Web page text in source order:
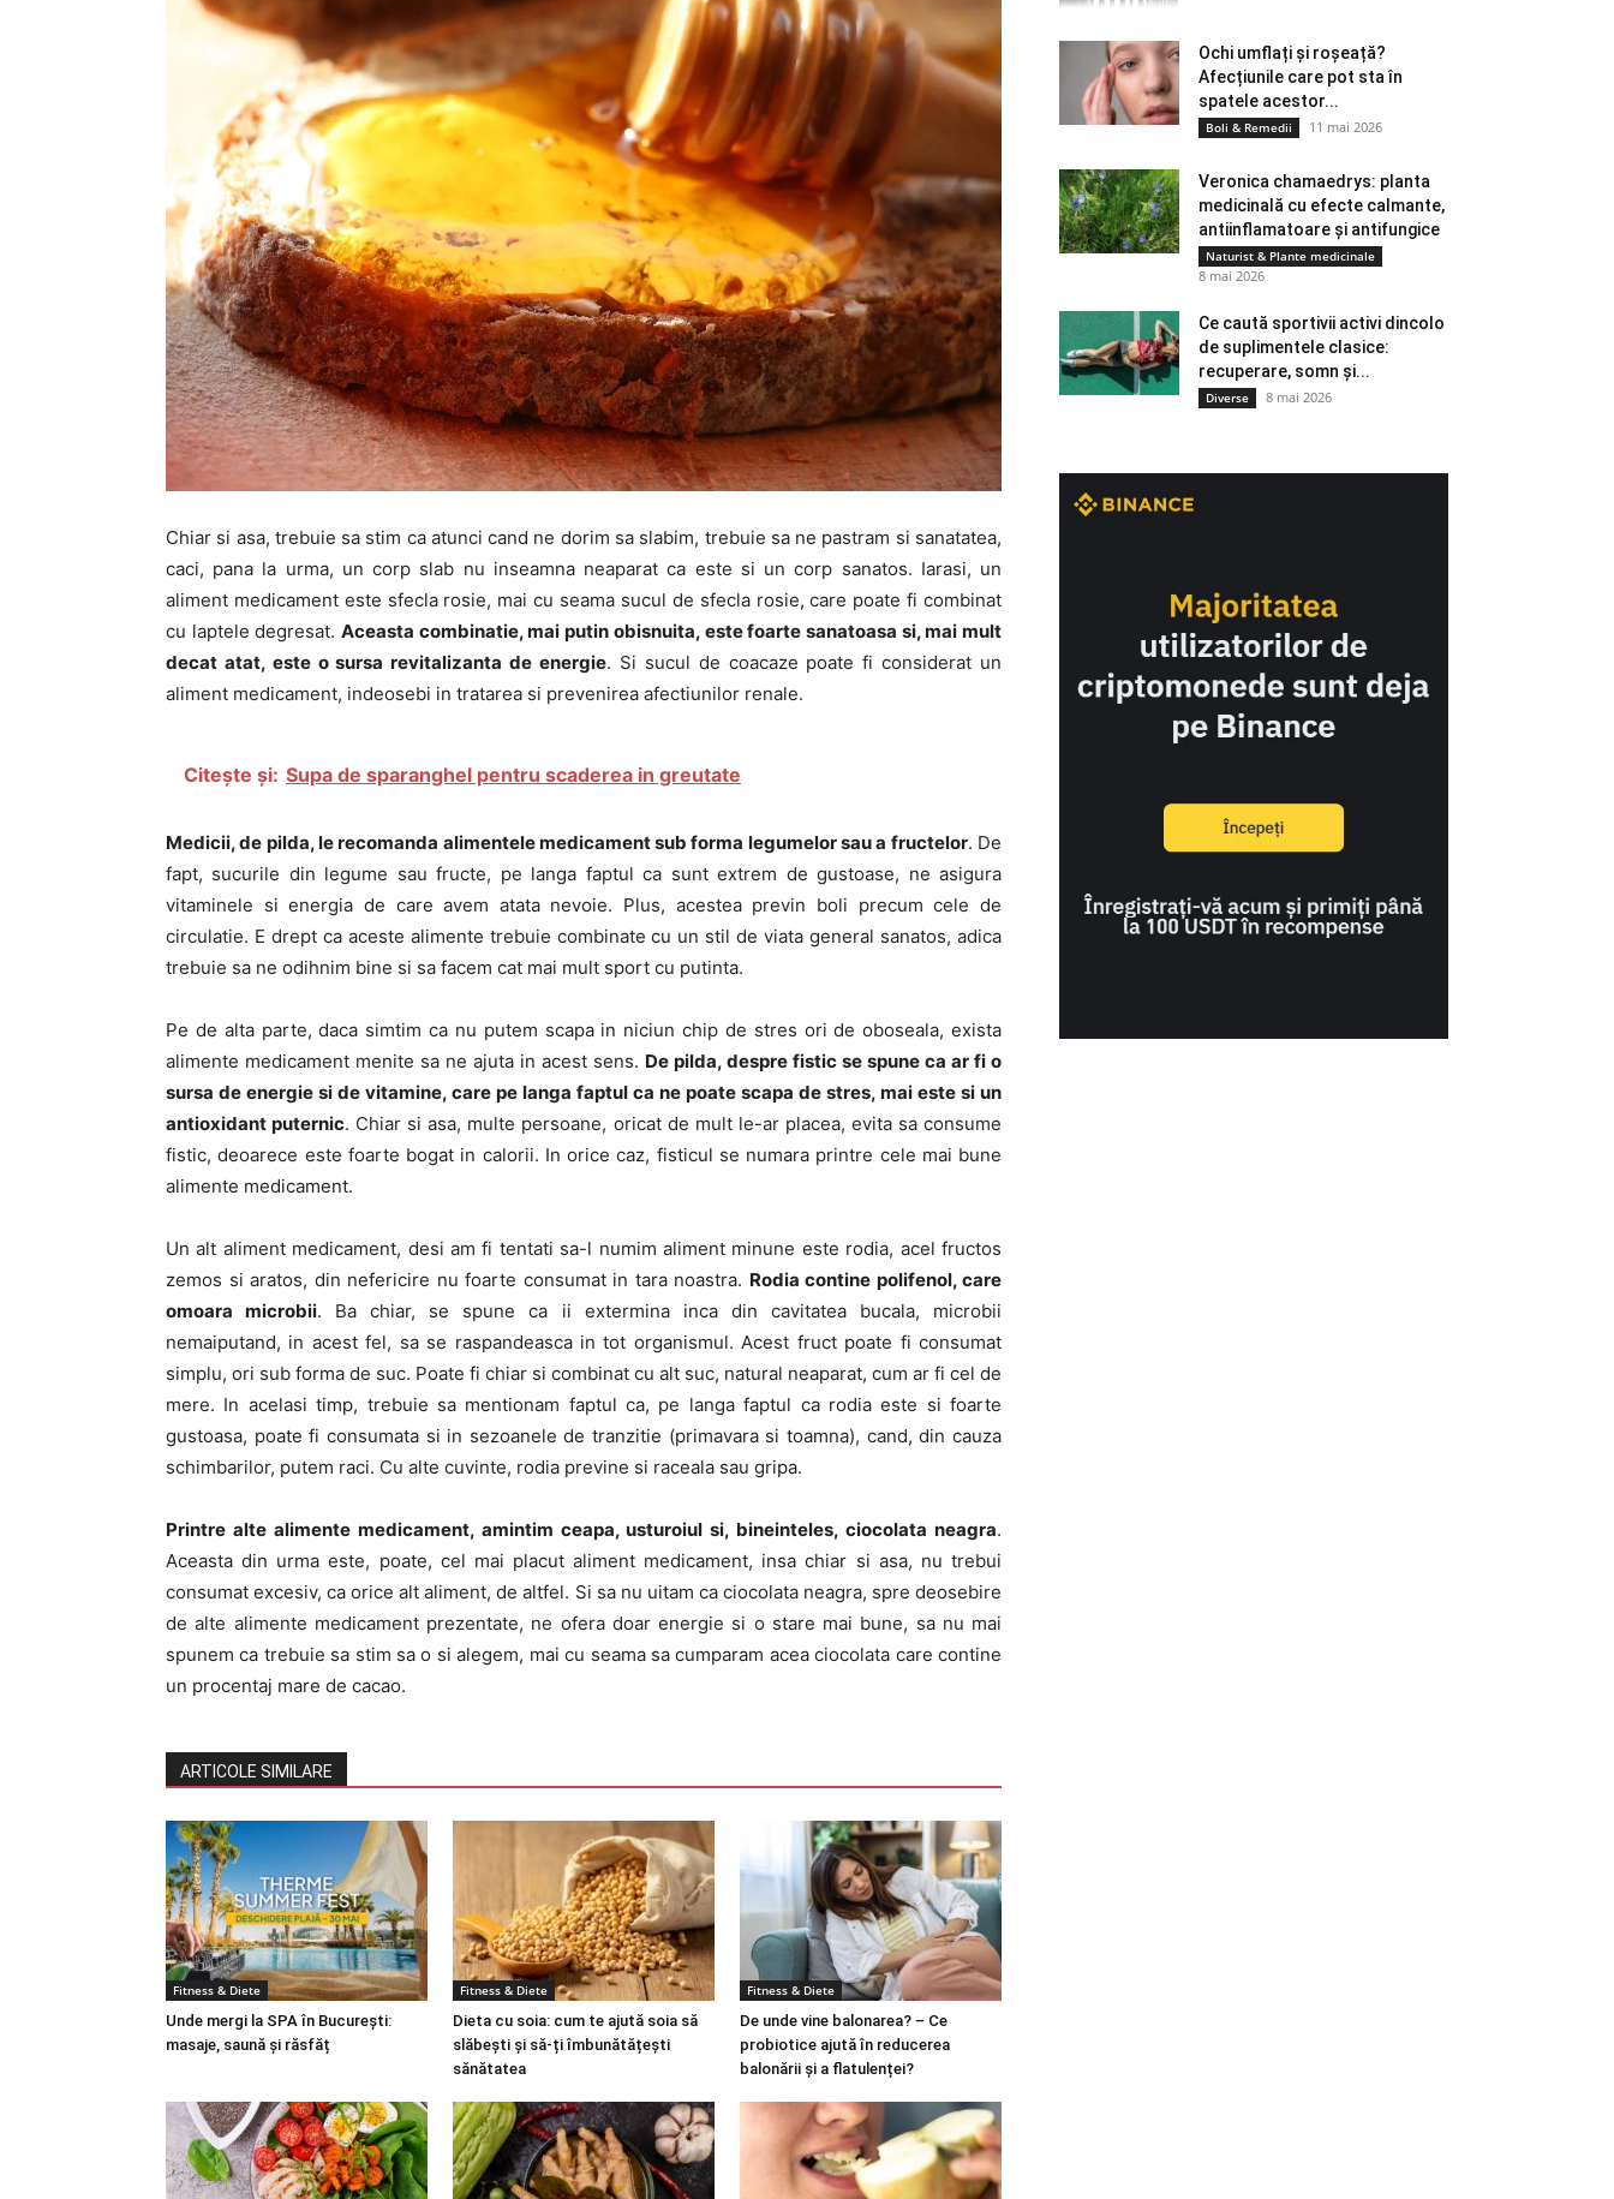
Chiar si asa, trebuie sa stim ca atunci cand ne dorim sa slabim, trebuie sa ne pastram si sanatatea,
caci, pana la urma, un corp slab nu inseamna neaparat ca este si un corp sanatos. Iarasi, un
aliment medicament este sfecla rosie, mai cu seama sucul de sfecla rosie, care poate fi combinat
cu laptele degresat.Aceasta combinatie, mai putin obisnuita, este foarte sanatoasa si, mai mult
decat atat, este o sursa revitalizanta de energie. Si sucul de coacaze poate fi considerat un
aliment medicament, indeosebi in tratarea si prevenirea afectiunilor renale.
Citește și: Supa de sparanghel pentru scaderea in greutate
Medicii, de pilda, le recomanda alimentele medicament sub forma legumelor sau a fructelor. De
fapt, sucurile din legume sau fructe, pe langa faptul ca sunt extrem de gustoase, ne asigura
vitaminele si energia de care avem atata nevoie. Plus, acestea previn boli precum cele de
circulatie. E drept ca aceste alimente trebuie combinate cu un stil de viata general sanatos, adica
trebuie sa ne odihnim bine si sa facem cat mai mult sport cu putinta.
Pe de alta parte, daca simtim ca nu putem scapa in niciun chip de stres ori de oboseala, exista
alimente medicament menite sa ne ajuta in acest sens. De pilda, despre fistic se spune ca ar fi o
sursa de energie si de vitamine, care pe langa faptul ca ne poate scapa de stres, mai este si un
antioxidant puternic. Chiar si asa, multe persoane, oricat de mult le-ar placea, evita sa consume
fistic, deoarece este foarte bogat in calorii. In orice caz, fisticul se numara printre cele mai bune
alimente medicament.
Un alt aliment medicament, desi am fi tentati sa-l numim aliment minune este rodia, acel fructos
zemos si aratos, din nefericire nu foarte consumat in tara noastra. Rodia contine polifenol, care
omoara microbii. Ba chiar, se spune ca ii extermina inca din cavitatea bucala, microbii
nemaiputand, in acest fel, sa se raspandeasca in tot organismul. Acest fruct poate fi consumat
simplu, ori sub forma de suc. Poate fi chiar si combinat cu alt suc, natural neaparat, cum ar fi cel de
mere. In acelasi timp, trebuie sa mentionam faptul ca, pe langa faptul ca rodia este si foarte
gustoasa, poate fi consumata si in sezoanele de tranzitie (primavara si toamna), cand, din cauza
schimbarilor, putem raci. Cu alte cuvinte, rodia previne si raceala sau gripa.
Printre alte alimente medicament, amintim ceapa, usturoiul si, bineinteles, ciocolata neagra.
Aceasta din urma este, poate, cel mai placut aliment medicament, insa chiar si asa, nu trebui
consumat excesiv, ca orice alt aliment, de altfel. Si sa nu uitam ca ciocolata neagra, spre deosebire
de alte alimente medicament prezentate, ne ofera doar energie si o stare mai bune, sa nu mai
spunem ca trebuie sa stim sa o si alegem, mai cu seama sa cumparam acea ciocolata care contine
un procentaj mare de cacao.
ARTICOLE SIMILARE
Fitness & Diete
Unde mergi la SPA în București:
masaje, saună și răsfăț
Fitness & Diete
Dieta cu soia: cum te ajută soia să
slăbești și să-ți îmbunătățești
sănătatea
Fitness & Diete
De unde vine balonarea? – Ce
probiotice ajută în reducerea
balonării și a flatulenței?
Ochi umflați și roșeață?
Afecțiunile care pot sta în
spatele acestor...
Boli & Remedii 11 mai 2026
Veronica chamaedrys: planta
medicinală cu efecte calmante,
antiinflamatoare și antifungice
Naturist & Plante medicinale
8 mai 2026
Ce caută sportivii activi dincolo
de suplimentele clasice:
recuperare, somn și...
Diverse 8 mai 2026